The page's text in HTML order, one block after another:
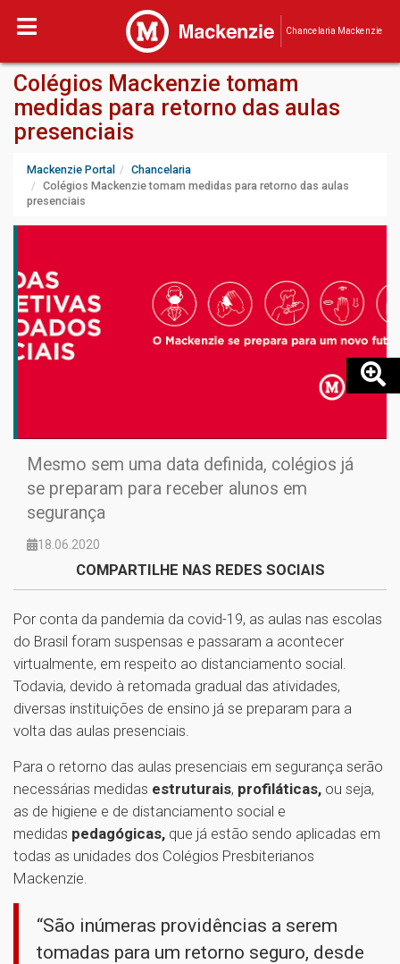
Chancelaria Mackenzie
Colégios Mackenzie tomam
medidas para retorno das aulas
presenciais
Mackenzie Portal
Chancelaria
Colégios Mackenzie tomam medidas para retorno das aulas
presenciais
Mesmo sem uma data definida, colégios já
se preparam para receber alunos em
segurança
18.06.2020
COMPARTILHE NAS REDES SOCIAIS
Por conta da pandemia da covid-19, as aulas nas escolas
do Brasil foram suspensas e passaram a acontecer
virtualmente, em respeito ao distanciamento social.
Todavia, devido à retomada gradual das atividades,
diversas instituições de ensino já se preparam para a
volta das aulas presenciais.
Para o retorno das aulas presenciais em segurança serão
necessárias medidas estruturais, profiláticas, ou seja,
as de higiene e de distanciamento social e
medidas pedagógicas, que já estão sendo aplicadas em
todas as unidades dos Colégios Presbiterianos
Mackenzie.
“São inúmeras providências a serem
tomadas para um retorno seguro, desde